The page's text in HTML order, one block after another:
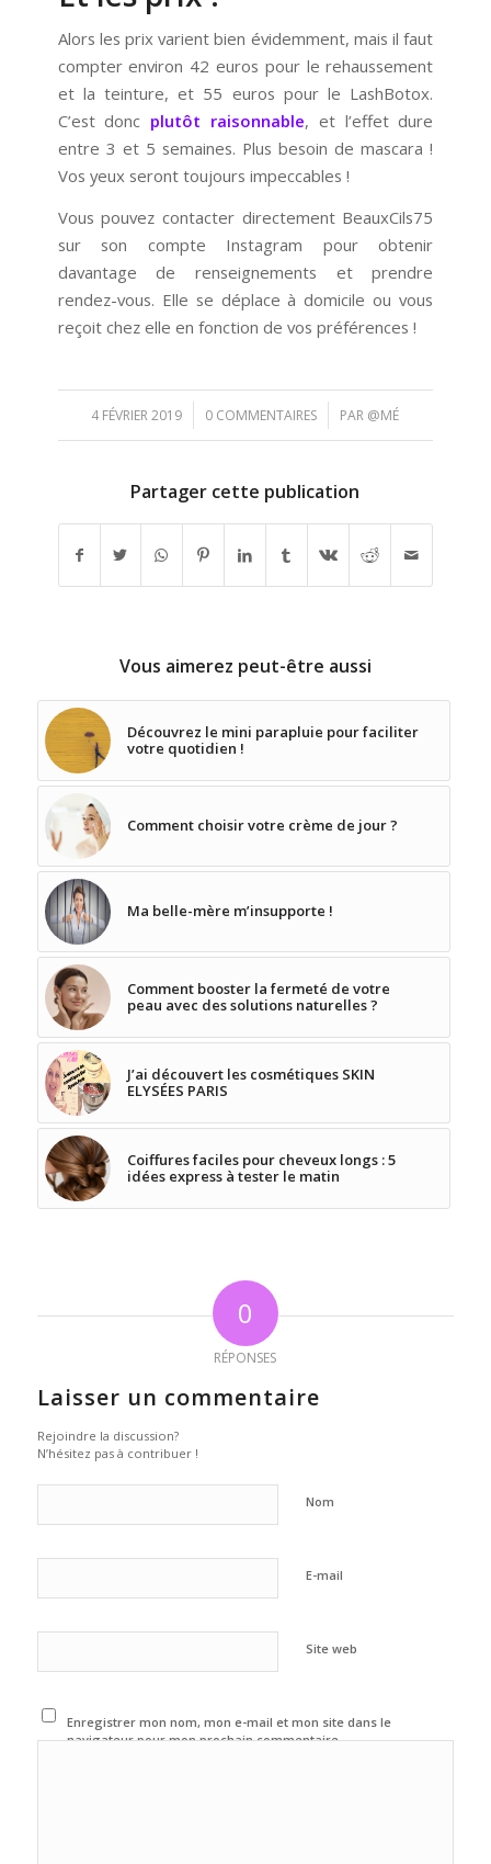
Alors les prix varient bien évidemment, mais il faut
compter environ 42 euros pour le rehaussement
et la teinture, et 55 euros pour le LashBotox.
C’est donc plutôt raisonnable, et l’effet dure
entre 3 et 5 semaines. Plus besoin de mascara !
Vos yeux seront toujours impeccables !
Vous pouvez contacter directement BeauxCils75
sur son compte Instagram pour obtenir
davantage de renseignements et prendre
rendez-vous. Elle se déplace à domicile ou vous
reçoit chez elle en fonction de vos préférences !
4 FÉVRIER 2019
/ 0 COMMENTAIRES
/ PAR @MÉ
Partager cette publication
Vous aimerez peut-être aussi
Découvrez le mini parapluie pour faciliter
votre quotidien !
Comment choisir votre crème de jour ?
Ma belle-mère m’insupporte !
Comment booster la fermeté de votre
peau avec des solutions naturelles ?
J’ai découvert les cosmétiques SKIN
ELYSÉES PARIS
Coiffures faciles pour cheveux longs : 5
idées express à tester le matin
0
RÉPONSES
Laisser un commentaire
Rejoindre la discussion?
N’hésitez pas à contribuer !
Nom
E-mail
Site web
Enregistrer mon nom, mon e-mail et mon site dans le
navigateur pour mon prochain commentaire.